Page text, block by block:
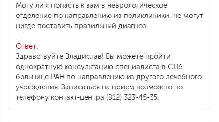
Могу ли я попасть к вам в неврологическое
отделение по направлению из поликлиники, не могут
нигде поставить правильный диагноз.
Ответ:
Здравствуйте Владислав! Вы можете пройти
однократную консультацию специалиста в СПб
больнице РАН по направлению из другого лечебного
учреждения. Записаться на прием возможно по
телефону контакт-центра (812) 323-45-35.